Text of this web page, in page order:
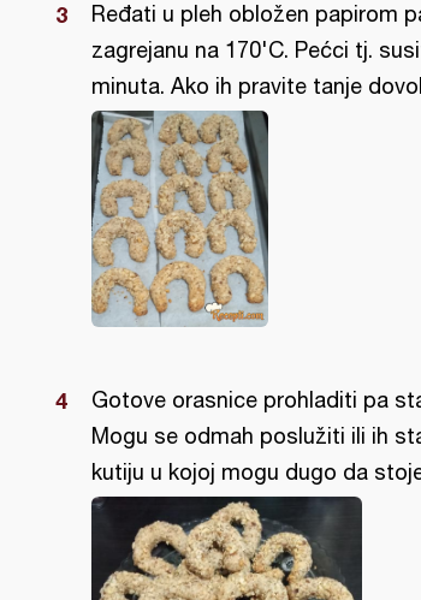
Ređati u pleh obložen papirom
zagrejanu na 170'C. Pećci tj.
minuta. Ako ih pravite tanje
Gotove orasnice prohladiti pa
Mogu se odmah poslužiti ili ih
kutiju u kojoj mogu dugo da